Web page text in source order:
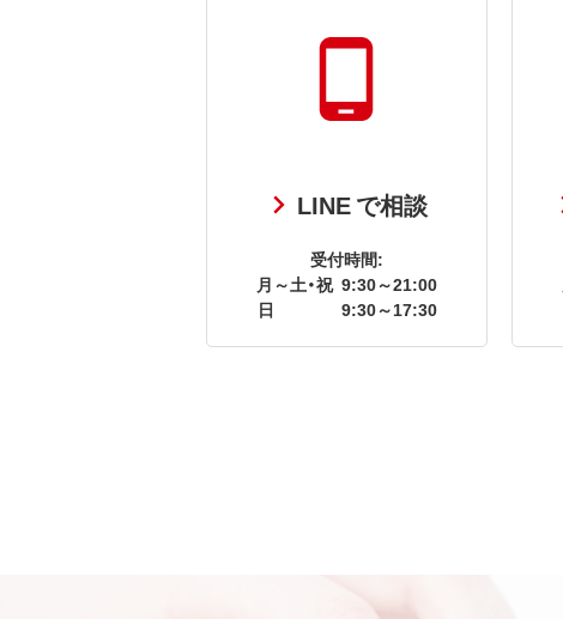
LINE で相談
受付時間:
月～土・祝 9:30～21:00
日
9:30～17:30